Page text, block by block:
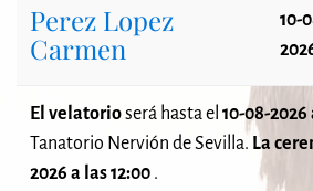
Perez Lopez
Carmen
10-
El velatorioserá hasta el 10-08-2026
Tanatorio Nervión de Sevilla. La
2026 a las 12:00 .